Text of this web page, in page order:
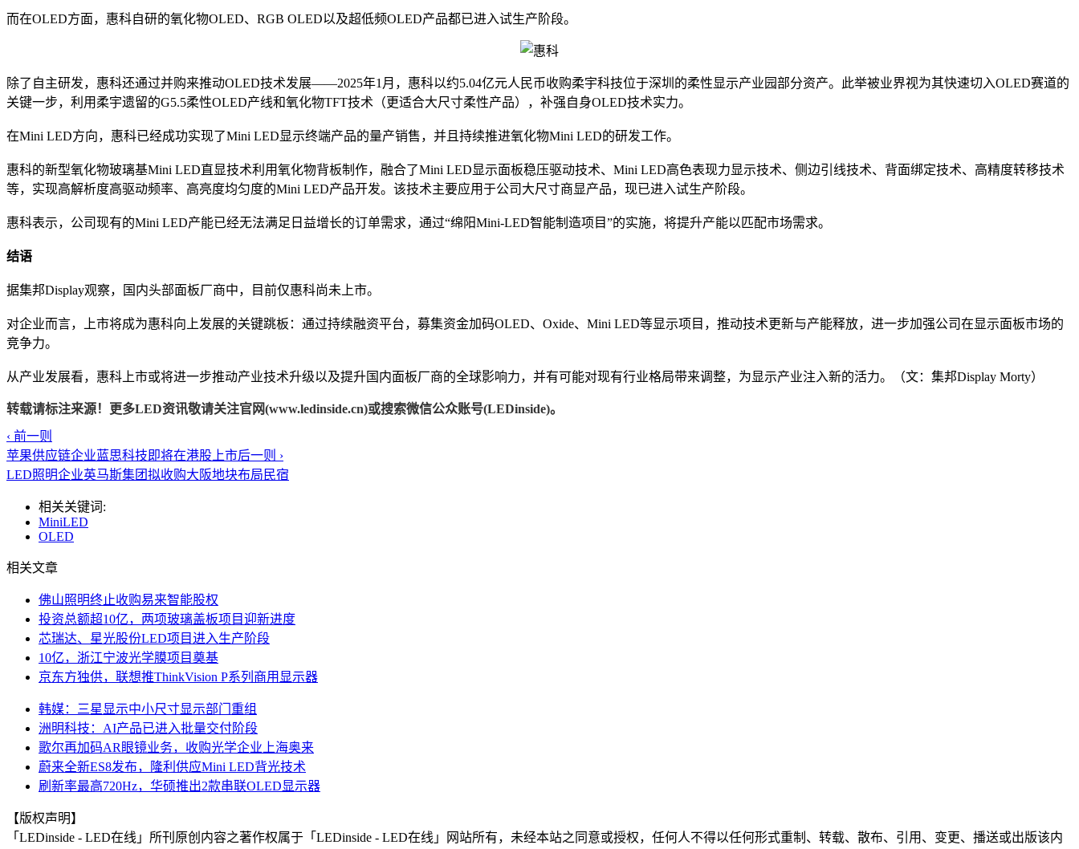
而在OLED方面，惠科自研的氧化物OLED、RGB OLED以及超低频OLED产品都已进入试生产阶段。
除了自主研发，惠科还通过并购来推动OLED技术发展——2025年1月，惠科以约5.04亿元人民币收购柔宇科技位于深圳的柔性显示产业园部分资产。此举被业界视为其快速切入OLED赛道的
关键一步，利用柔宇遗留的G5.5柔性OLED产线和氧化物TFT技术（更适合大尺寸柔性产品），补强自身OLED技术实力。
在Mini LED方向，惠科已经成功实现了Mini LED显示终端产品的量产销售，并且持续推进氧化物Mini LED的研发工作。
惠科的新型氧化物玻璃基Mini LED直显技术利用氧化物背板制作，融合了Mini LED显示面板稳压驱动技术、Mini LED高色表现力显示技术、侧边引线技术、背面绑定技术、高精度转移技术
等，实现高解析度高驱动频率、高亮度均匀度的Mini LED产品开发。该技术主要应用于公司大尺寸商显产品，现已进入试生产阶段。
惠科表示，公司现有的Mini LED产能已经无法满足日益增长的订单需求，通过“绵阳Mini-LED智能制造项目”的实施，将提升产能以匹配市场需求。
结语
据集邦Display观察，国内头部面板厂商中，目前仅惠科尚未上市。
对企业而言，上市将成为惠科向上发展的关键跳板：通过持续融资平台，募集资金加码OLED、Oxide、Mini LED等显示项目，推动技术更新与产能释放，进一步加强公司在显示面板市场的
竞争力。
从产业发展看，惠科上市或将进一步推动产业技术升级以及提升国内面板厂商的全球影响力，并有可能对现有行业格局带来调整，为显示产业注入新的活力。（文：集邦Display Morty）
转载请标注来源！更多LED资讯敬请关注官网(www.ledinside.cn)或搜索微信公众账号(LEDinside)。
‹ 前一则
苹果供应链企业蓝思科技即将在港股上市后一则 ›
LED照明企业英马斯集团拟收购大阪地块布局民宿
相关关键词:
MiniLED
OLED
相关文章
佛山照明终止收购易来智能股权
投资总额超10亿，两项玻璃盖板项目迎新进度
芯瑞达、星光股份LED项目进入生产阶段
10亿，浙江宁波光学膜项目奠基
京东方独供，联想推ThinkVision P系列商用显示器
韩媒：三星显示中小尺寸显示部门重组
洲明科技：AI产品已进入批量交付阶段
歌尔再加码AR眼镜业务，收购光学企业上海奥来
蔚来全新ES8发布，隆利供应Mini LED背光技术
刷新率最高720Hz，华硕推出2款串联OLED显示器
【版权声明】
「LEDinside - LED在线」所刊原创内容之著作权属于「LEDinside - LED在线」网站所有，未经本站之同意或授权，任何人不得以任何形式重制、转载、散布、引用、变更、播送或出版该内